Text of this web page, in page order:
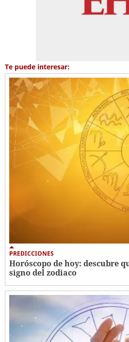
Te puede interesar:
PREDICCIONES
Horóscopo de hoy: descubre
signo del zodiaco